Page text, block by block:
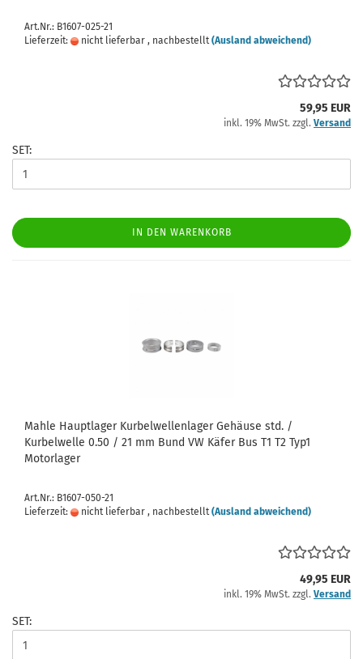
Art.Nr.: B1607-025-21
Lieferzeit:
nicht lieferbar , nachbestellt (Ausland abweichend)
59,95 EUR
inkl. 19% MwSt. zzgl. Versand
SET:
IN DEN WARENKORB
Mahle Hauptlager Kurbelwellenlager Gehäuse std. /
Kurbelwelle 0.50 / 21 mm Bund VW Käfer Bus T1 T2 Typ1
Motorlager
Art.Nr.: B1607-050-21
Lieferzeit:
nicht lieferbar , nachbestellt (Ausland abweichend)
49,95 EUR
inkl. 19% MwSt. zzgl. Versand
SET: